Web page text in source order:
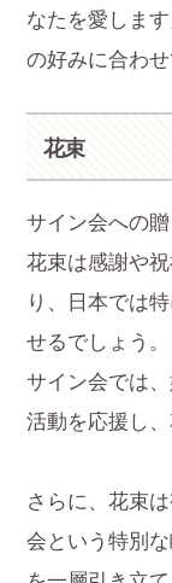
なたを愛しま
の好みに合わせ
花束
サイン会への
花束は感謝や
り、日本では
せるでしょう。
サイン会では
活動を応援し
さらに、花束
会という特別